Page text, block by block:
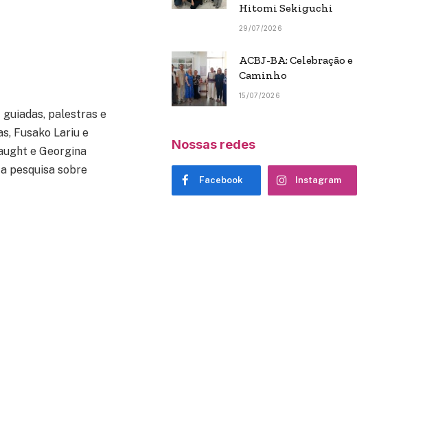
guiadas, palestras e
Fusako Lariu e
e Georgina
pesquisa sobre
Hitomi Sekiguchi
29/07/2026
ACBJ-BA: Celebração e
Caminho
15/07/2026
Nossas redes
Facebook Instagram